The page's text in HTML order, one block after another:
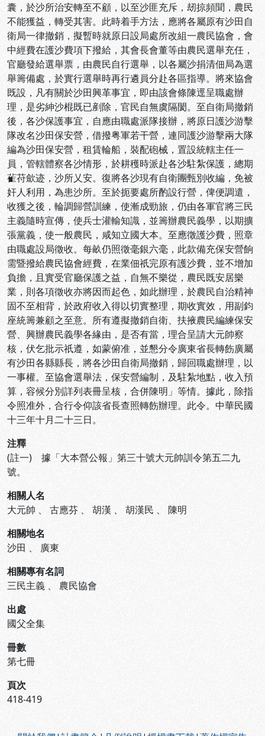
囊，於沙所治安轉至不顧，以至沙匪充斥，刼掠頻聞，農民
不能獲益，轉受其害。此時着手方法，應將各屬原有沙田自
衛局一律撤銷，擬暫時就原日設局處所改組一農民協會，會
中經費在護沙費項下撥給，其會長會董等由農民選舉充任，
官廳發給選舉票，由農民自行選舉，以各屬沙捐清佃局為選
舉籌備處，於實行選舉時再行遴員分赴各區指導。將來協會
既設，凡有關於沙田興革事宜，即由該會條陳逕呈職處辦
理，是劣紳沙棍既已剷除，官民自無虞隔閡。至自衛局撤銷
後，各沙保護事宜，自應由職處派隊接辦，將原日護沙游擊
隊改名沙田保安營，借撥粤軍若干營，連同護沙游擊兩大隊
編為沙田保安營，租賃輪船，裝配砲械，置設統轄主任一
員，管轄體察各沙情形，於耕穫時派赴各沙駐紮保護，總期
雈苻歛迹，沙所乂安。復將各沙現有自衛團甄別收編，免被
奸人利用，為患沙所。至於扼要處所酌設行營，俾便調遣，
收獲之後，輪調歸營訓練，使漸成勁旅，仍由各軍官將三民
主義隨時宣傳，使兵士灌輸知識，並籌辦農民義學，以期擴
張黨義，使一般農民，咸知立國大本。至應徵護沙費，照章
由職處設局徵收。每畝仍照徵毫銀六毫，此款備充保安營餉
需暨撥給農民協會經費，在業佃祇完原有護沙費，並不增加
負擔，且實受官廳保護之益，自無不樂從，農民既安居樂
業，則各項徵收亦將因而起色，如此辦理，於農民自治精神
固不至相背，於政府收入得以切實整理，期收實效，用副鈞
座統籌兼顧之至意。所有遵擬撤銷自衛、扶掖農民編練保安
營、興辦農民義學各緣由，是否有當，理合呈請大元帥察
核，伏乞批示祇遵，如蒙俯准，並懇分令廣東省長轉飭廣屬
有沙田各縣縣長，將各沙田自衛局撤銷，歸回職處辦理，以
一事權。至協會選舉法，保安營編制，及駐紮地點，收入預
算，容候分別詳列表冊呈核，合併陳明」等情。據此，除指
令照准外，合行令仰該省長查照轉飭辦理。此令。中華民國
十三年十月二十三日。
注釋
(註一) 據「大本營公報」第三十號大元帥訓令第五二九
號。
相關人名
大元帥 、 古應芬 、 胡漢 、 胡漢民 、 陳明
相關地名
沙田 、 廣東
相關專有名詞
三民主義 、 農民協會
出處
國父全集
冊數
第七冊
頁次
418-419